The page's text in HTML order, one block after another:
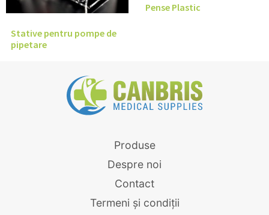
Stative pentru pompe de
pipetare
Pense Plastic
Produse
Despre noi
Contact
Termeni și condiții